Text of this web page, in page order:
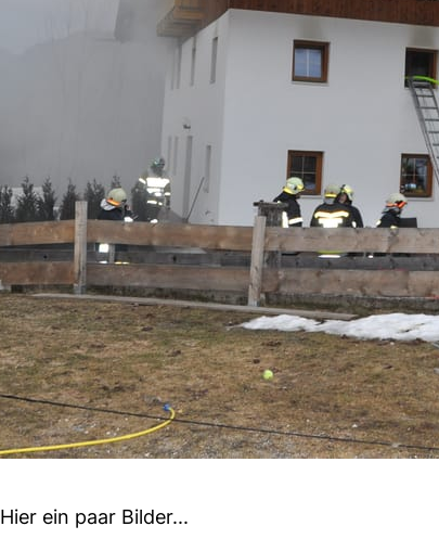
Hier ein paar Bilder...